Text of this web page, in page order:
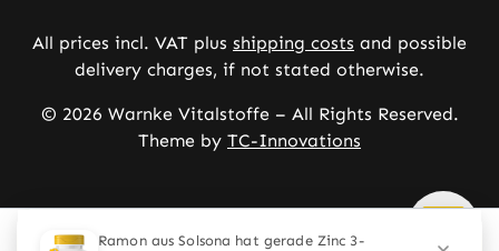
All prices incl. VAT plus shipping costs and possible
delivery charges, if not stated otherwise.
© 2026 Warnke Vitalstoffe – All Rights Reserved.
Theme by TC-Innovations
Deze website maakt gebruik van cookies om de best